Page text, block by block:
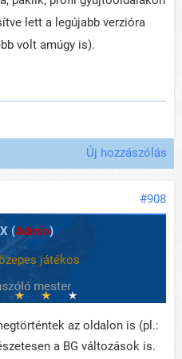
lett a legújabb verzióra
volt amúgy is).
Új hozzászólás
#908
(Admin)
játékos
az oldalon is (pl.:
a BG változások is.